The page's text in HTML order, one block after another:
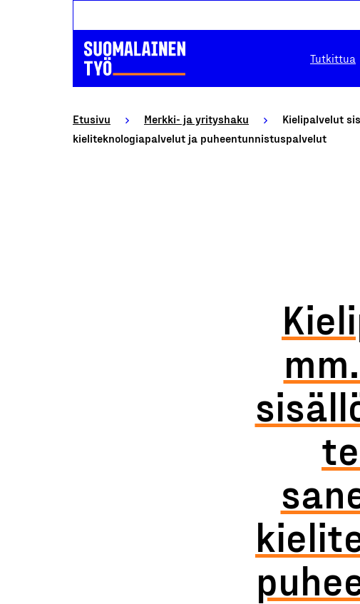
Tutkittua
Etusivu Merkki- ja yrityshaku
Kielipalvelut
kieliteknologiapalvelut ja puheentunnistuspalvelut